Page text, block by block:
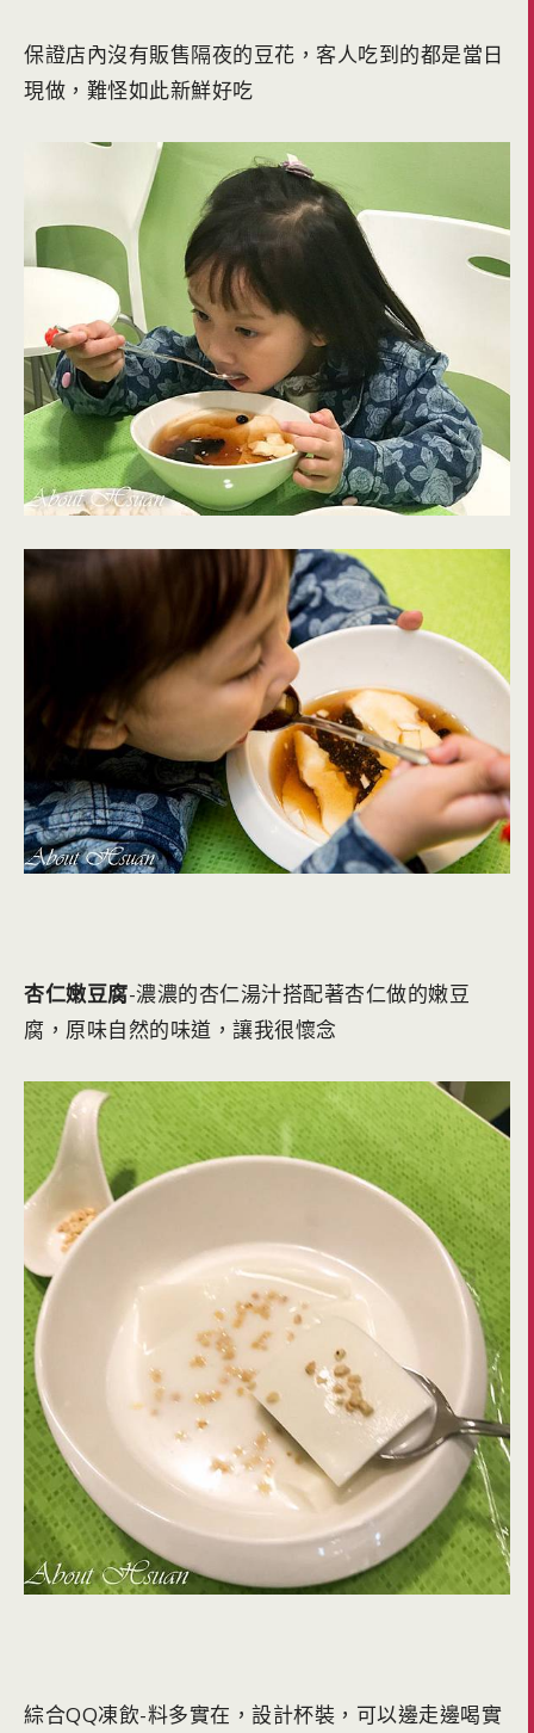
保證店內沒有販售隔夜的豆花，客人吃到的都是當日
現做，難怪如此新鮮好吃
杏仁嫩豆腐-濃濃的杏仁湯汁搭配著杏仁做的嫩豆
腐，原味自然的味道，讓我很懷念
綜合QQ凍飲-料多實在，設計杯裝，可以邊走邊喝實